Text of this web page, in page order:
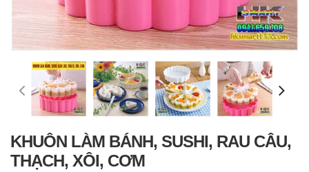
KHUÔN LÀM BÁNH, SUSHI, RAU CÂU,
THẠCH, XÔI, CƠM